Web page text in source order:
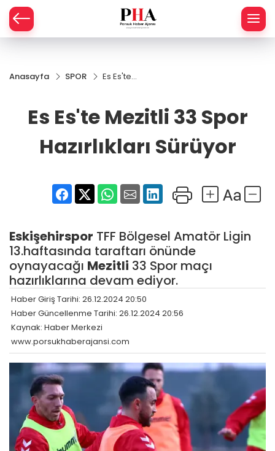
HABER
Anasayfa SPOR
Es Es'te
Hazırlıkları
Sürüyor
Es Es'te Mezitli 33 Spor
Hazırlıkları Sürüyor
Eskişehirspor TFF Bölgesel Amatör Ligin
13.haftasında taraftarı önünde
oynayacağı Mezitli 33 Spor maçı
hazırlıklarına devam ediyor.
Haber Giriş Tarihi: 26.12.2024 20:50
Haber Güncellenme Tarihi: 26.12.2024 20:56
Kaynak: Haber Merkezi
www.porsukhaberajansi.com